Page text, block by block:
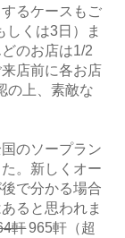
るケースもご
しくは3日）ま
のお店は1/2
店前に各お店
の上、素敵な
のソープラン
。新しくオー
で分かる場合
ると思われま
軒965軒（超